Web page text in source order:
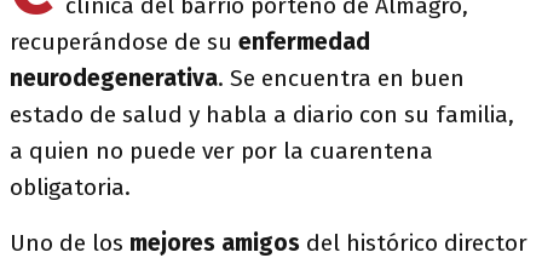
recuperándose de su enfermedad
neurodegenerativa. Se encuentra en buen
estado de salud y habla a diario con su familia,
a quien no puede ver por la cuarentena
obligatoria.
Uno de los mejores amigos del histórico director